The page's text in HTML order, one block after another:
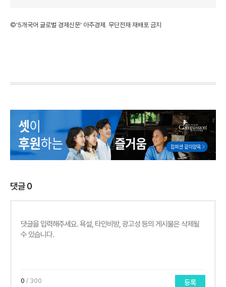
©'5개국어 글로벌 경제신문' 아주경제. 무단전재·재배포 금지
댓글0
0 / 300 등록